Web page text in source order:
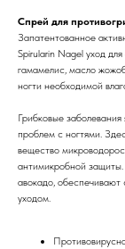
Спрей для
Запатентованное
Spirularin Nagel уход
гамамелис, масло
ногти необходимой
Грибковые
проблем с ногтями.
вещество
антимикробной
авокадо, обеспечивают
уходом.